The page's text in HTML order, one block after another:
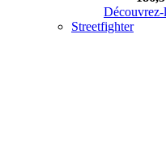
Découvrez-
Streetfighter